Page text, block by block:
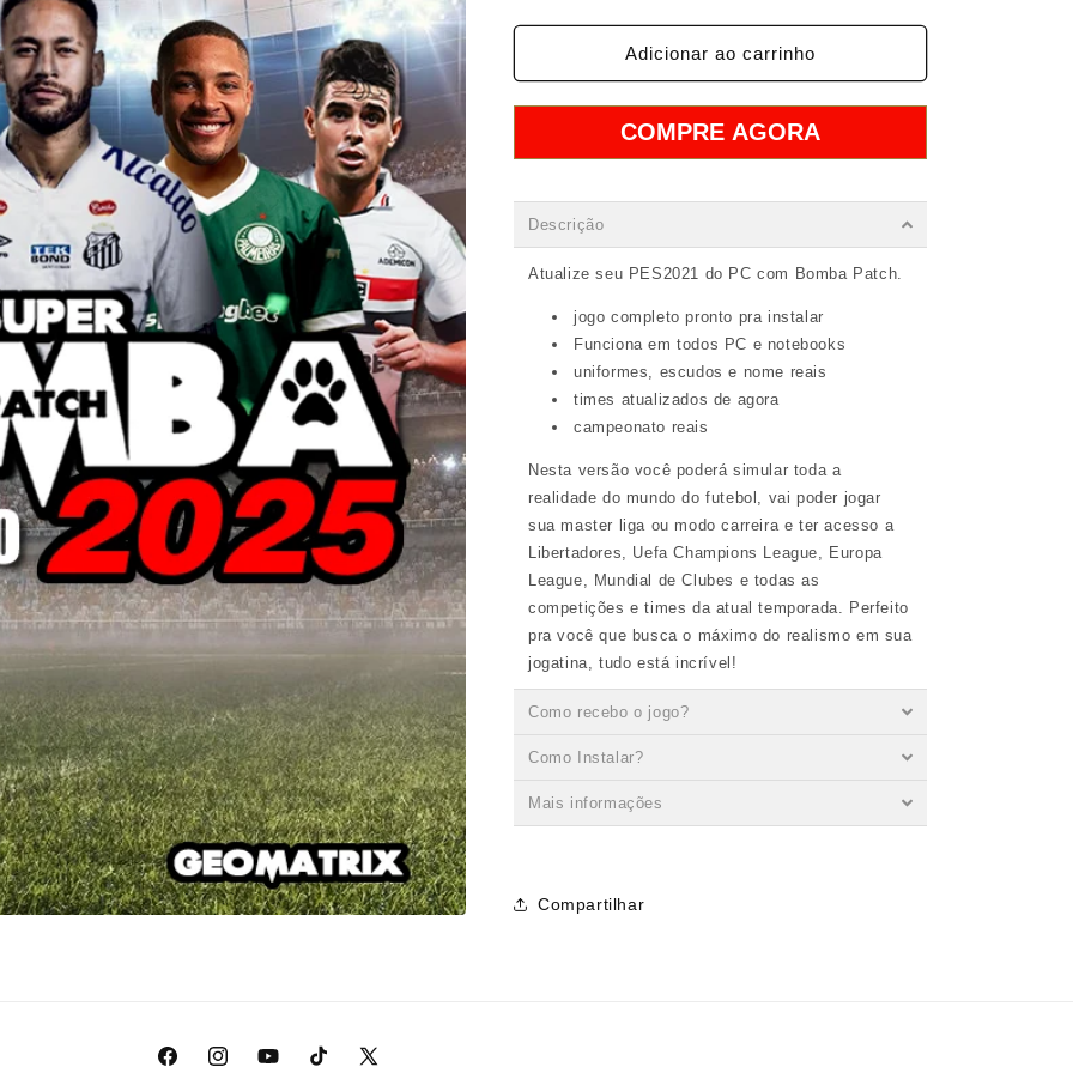
quantidade
Bomba
Patch
PES2021
PC
quantidade
de
Bomba
Patch
PES2021
PC
Adicionar ao carrinho
COMPRE AGORA
Descrição
Atualize seu PES2021 do PC com Bomba Patch.
jogo completo pronto pra instalar
Funciona em todos PC e notebooks
uniformes, escudos e nome reais
times atualizados de agora
campeonato reais
Nesta versão você poderá simular toda a
realidade do mundo do futebol, vai poder jogar
sua master liga ou modo carreira e ter acesso a
Libertadores, Uefa Champions League, Europa
League, Mundial de Clubes e todas as
competições e times da atual temporada. Perfeito
pra você que busca o máximo do realismo em sua
jogatina, tudo está incrível!
Como recebo o jogo?
Como Instalar?
Mais informações
Compartilhar
FacebookInstagramYouTubeTikTok X